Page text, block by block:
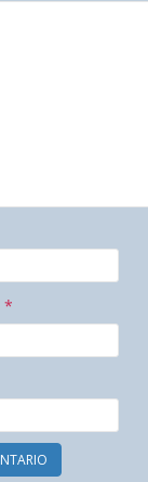
*